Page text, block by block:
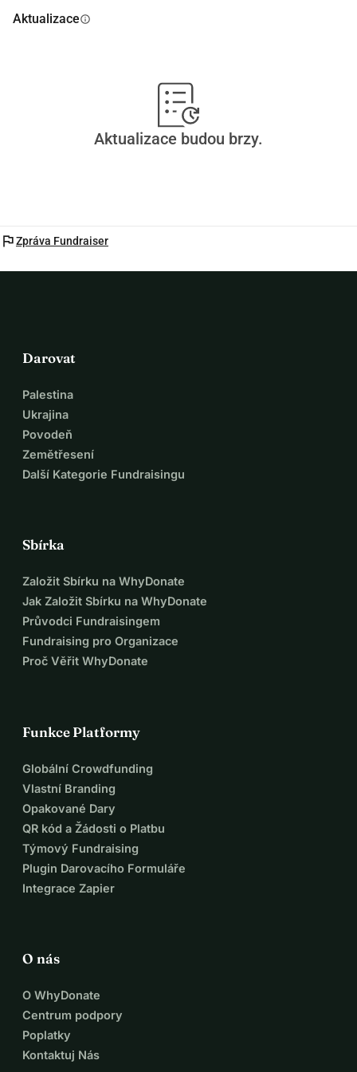
Aktualizaceinfo
Aktualizace budou brzy.
flagZpráva Fundraiser
Darovat
Palestina
Ukrajina
Povodeň
Zemětřesení
Další Kategorie Fundraisingu
Sbírka
Založit Sbírku na WhyDonate
Jak Založit Sbírku na WhyDonate
Průvodci Fundraisingem
Fundraising pro Organizace
Proč Věřit WhyDonate
Funkce Platformy
Globální Crowdfunding
Vlastní Branding
Opakované Dary
QR kód a Žádosti o Platbu
Týmový Fundraising
Plugin Darovacího Formuláře
Integrace Zapier
O nás
O WhyDonate
Centrum podpory
Poplatky
Kontaktuj Nás